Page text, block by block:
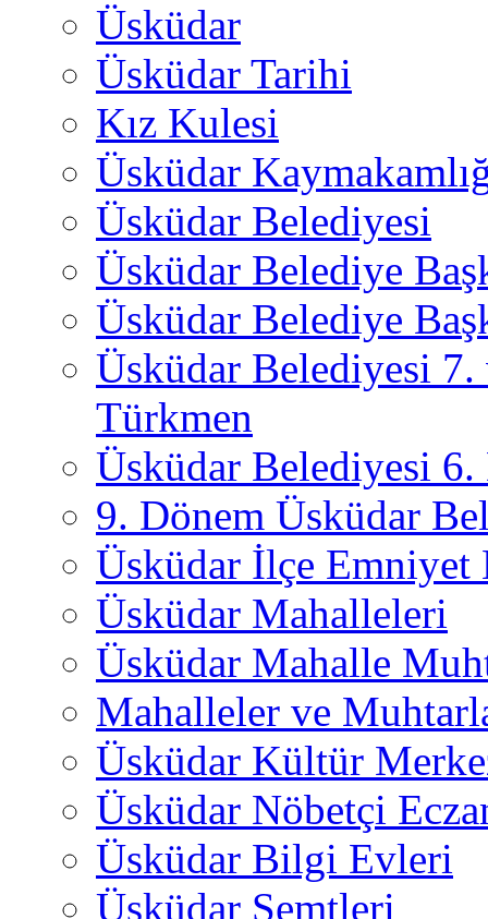
Üsküdar
Üsküdar Tarihi
Kız Kulesi
Üsküdar
Üsküdar Belediyesi
Üsküdar Belediye
Üsküdar Belediye
Üsküdar Belediyesi
Türkmen
Üsküdar Belediyesi 6.
9. Dönem Üsküdar
Üsküdar İlçe
Üsküdar Mahalleleri
Üsküdar Mahalle
Mahalleler ve
Üsküdar Kültür
Üsküdar Nöbetçi
Üsküdar Bilgi Evleri
Üsküdar Semtleri